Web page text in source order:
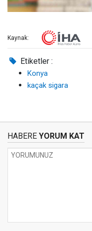
Kaynak:
Etiketler :
Konya
kaçak sigara
HABERE YORUM KAT